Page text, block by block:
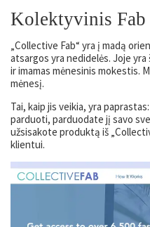
Kolektyvinis Fab
„Collective Fab“ yra į madą
atsargos yra nedidelės. Joje
ir imamas mėnesinis mokestis.
mėnesį.
Tai, kaip jis veikia, yra
parduoti, parduodate jį savo
užsisakote produktą iš
klientui.